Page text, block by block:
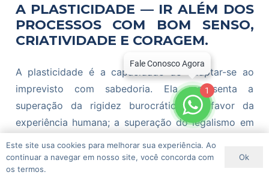
A PLASTICIDADE — IR ALÉM DOS
PROCESSOS COM BOM SENSO,
CRIATIVIDADE E CORAGEM.
A plasticidade é a capacidade de adaptar-se ao
imprevisto com sabedoria. Ela representa a
superação da rigidez burocrática em favor da
experiência humana; a superação do legalismo em
favor do acolhimento. Talvez seja um dos princípios
mais negligenciados e, ao mesmo tempo, mais
necessários.
Este site usa cookies para melhorar sua experiência. Ao
continuar a navegar em nosso site, você concorda com
os termos.
Ok
1